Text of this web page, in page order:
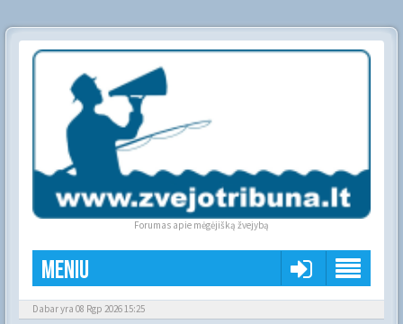
Forumas apie mėgėjišką žvejybą
Meniu
Dabar yra 08 Rgp 2026 15:25